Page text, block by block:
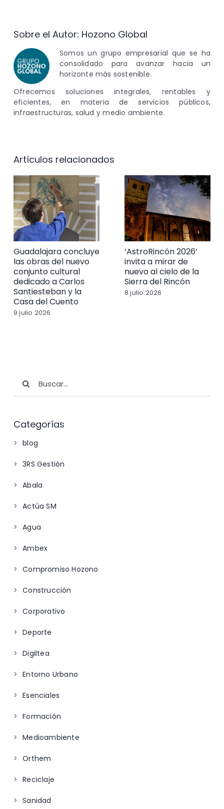
Sobre el Autor: Hozono Global
Somos un grupo empresarial que se ha
consolidado para avanzar hacia un
horizonte más sostenible.
Ofrecemos soluciones integrales, rentables y
eficientes, en materia de servicios públicos,
infraestructuras, salud y medio ambiente.
Artículos relacionados
Guadalajara concluye
las obras del nuevo
conjunto cultural
dedicado a Carlos
Santiesteban y la
Casa del Cuento
9 julio 2026
‘AstroRincón 2026’
invita a mirar de
nuevo al cielo de la
Sierra del Rincón
8 julio 2026
Categorías
blog
3RS Gestión
Abala
Actúa SM
Agua
Ambex
Compromiso Hozono
Construcción
Corporativo
Deporte
Digiltea
Entorno Urbano
Esenciales
Formación
Medioambiente
Orthem
Reciclaje
Sanidad